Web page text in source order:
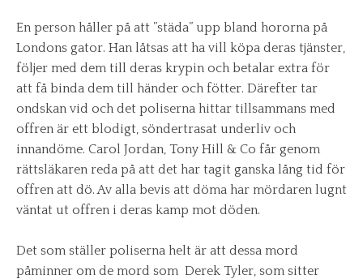
En person håller på att ”städa” upp bland hororna på
Londons gator. Han låtsas att ha vill köpa deras tjänster,
följer med dem till deras krypin och betalar extra för
att få binda dem till händer och fötter. Därefter tar
ondskan vid och det poliserna hittar tillsammans med
offren är ett blodigt, söndertrasat underliv och
innandöme. Carol Jordan, Tony Hill & Co får genom
rättsläkaren reda på att det har tagit ganska lång tid för
offren att dö. Av alla bevis att döma har mördaren lugnt
väntat ut offren i deras kamp mot döden.
Det som ställer poliserna helt är att dessa mord
påminner om de mord som Derek Tyler, som sitter